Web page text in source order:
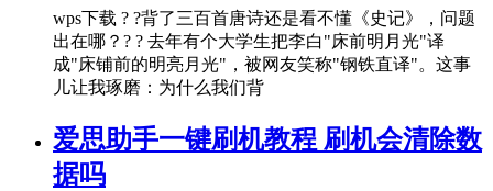
wps下载 ? ?背了三百首唐诗还是看不懂《史记》，问题
出在哪？? ? 去年有个大学生把李白"床前明月光"译
成"床铺前的明亮月光"，被网友笑称"钢铁直译"。这事
儿让我琢磨：为什么我们背
爱思助手一键刷机教程 刷机会清除数
据吗